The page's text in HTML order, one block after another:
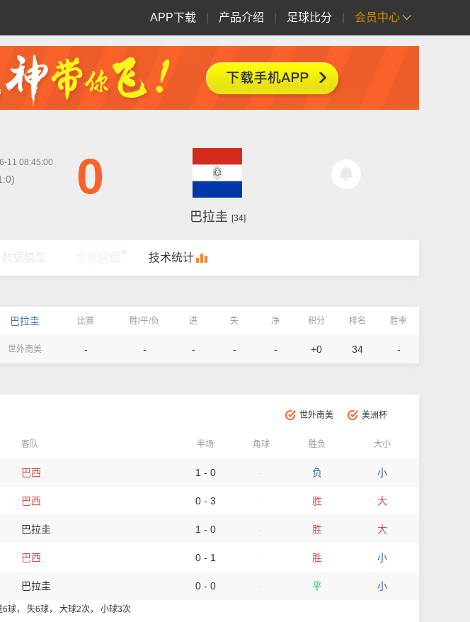
APP下载 产品介绍 足球比分 会员中心
0
11 08:45:00
巴拉圭 [34]
技术统计
巴拉圭 比赛 胜/平/负 进 失 净 积分 排名 胜率
世外南美 - - - - - +0 34 -
世外南美 美洲杯
客队 半场 角球 胜负 大小
巴西 1 - 0 负 小
巴西 0 - 3 胜 大
巴拉圭 1 - 0 胜 大
巴西 0 - 1 胜 小
巴拉圭 0 - 0 平 小
6球， 失6球， 大球2次， 小球3次